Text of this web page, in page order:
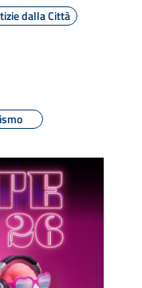
dalla Città